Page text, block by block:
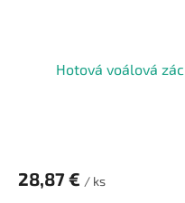
Hotová voálová
28,87 € / ks